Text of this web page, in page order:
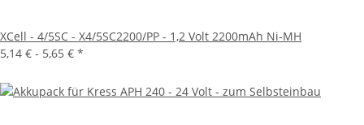
XCell - 4/5SC - X4/5SC2200/PP - 1,2 Volt 2200mAh Ni-MH
5,14 € - 5,65 € *